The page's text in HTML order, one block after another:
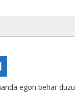
egon behar